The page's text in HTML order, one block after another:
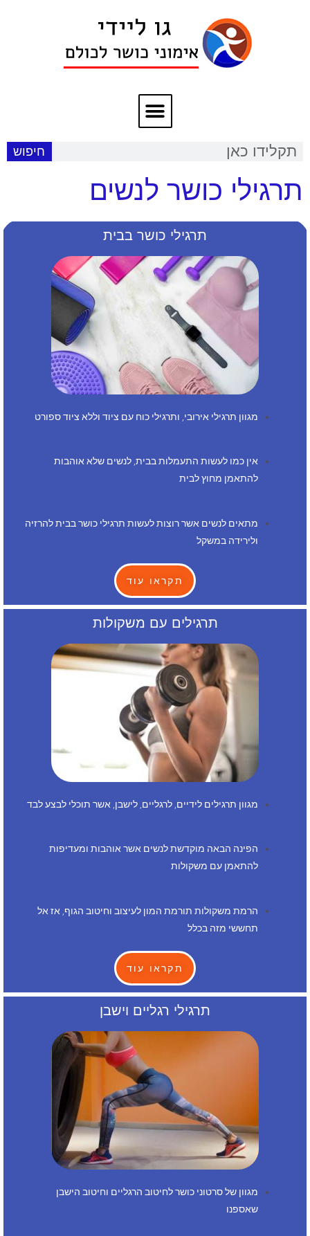
חיפוש
תרגילי כושר לנשים
תרגילי כושר בבית
מגוון תרגילי אירובי, ותרגילי כוח עם ציוד וללא ציוד ספורט
אין כמו לעשות התעמלות בבית, לנשים שלא אוהבות
להתאמן מחוץ לבית
מתאים לנשים אשר רוצות לעשות תרגילי כושר בבית להרזיה
ולירידה במשקל
תקראו עוד
תרגילים עם משקולות
מגוון תרגילים לידיים, לרגליים, לישבן, אשר תוכלי לבצע לבד
הפינה הבאה מוקדשת לנשים אשר אוהבות ומעדיפות
להתאמן עם משקולות
הרמת משקולות תורמת המון לעיצוב וחיטוב הגוף, אז אל
תחששי מזה בכלל
תקראו עוד
תרגילי רגליים וישבן
מגוון של סרטוני כושר לחיטוב הרגליים וחיטוב הישבן
שאספנו